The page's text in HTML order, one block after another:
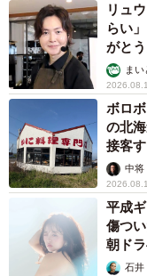
リュ
らい
がと
まい
ボロ
の北
接客
中将
平成
傷つ
朝ド
石井